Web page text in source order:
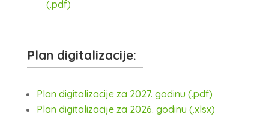
(.pdf)
Plan digitalizacije:
Plan digitalizacije za 2027. godinu (.pdf)
Plan digitalizacije za 2026. godinu (.xlsx)